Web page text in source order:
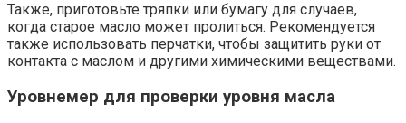
Также, приготовьте тряпки или бумагу для случаев,
когда старое масло может пролиться. Рекомендуется
также использовать перчатки, чтобы защитить руки от
контакта с маслом и другими химическими веществами.
Уровнемер для проверки уровня масла